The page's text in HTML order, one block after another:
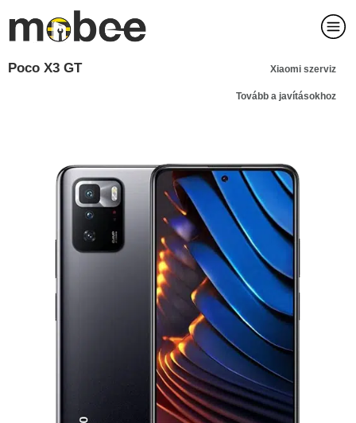
Poco X3 GT Xiaomi szerviz
Tovább a javításokhoz